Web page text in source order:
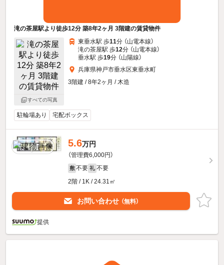
滝の茶屋駅より徒歩12分 築8年2ヶ月 3階建の賃貸物件
すべての写真
東垂水駅 歩11分 （山電本線）
滝の茶屋駅 歩12分 （山電本線）
垂水駅 歩19分 （山陽線）
兵庫県神戸市垂水区東垂水町
3階建 / 8年2ヶ月 / 木造
駐輪場あり 宅配ボックス
5.6万円
（管理費6,000円）
敷 不要 礼 不要
2階 / 1K / 24.31㎡
お問い合わせ （無料）
提供